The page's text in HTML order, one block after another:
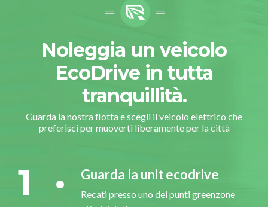
Noleggia un veicolo
EcoDrive in tutta
tranquillità.
Guarda la nostra flotta e scegli il veicolo elettrico che
preferisci per muoverti liberamente per la città
1 Guarda la unit ecodrive
Recati presso uno dei punti greenzone